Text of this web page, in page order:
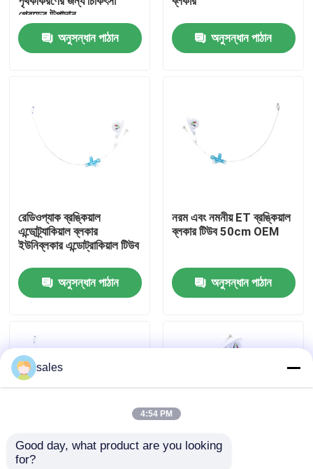
পণ্য
VR প্রদর্শন
কারখানা ভ্রমণ
মান নিয়ন্ত্রণ
উদ্ধৃতির জন্য আবেদন
ল্যারিঞ্জিয়াল মাস্ক এয়ারওয়ে
গ্রেডের উপাদান
অনুসন্ধান পাঠান
অনুসন্ধান পাঠান
রেডিওপ্যাক ব্রঙ্কিয়াল
এন্ডোট্র্যাকিয়াল ব্লকার
ইউনিব্লকার এন্ডোট্রাকিয়াল টিউব
অনুসন্ধান পাঠান
নরম এবং নমনীয় ET ব্রঙ্কিয়াল
ব্লকার টিউব 50cm OEM
অনুসন্ধান পাঠান
মেডিকেল এনেস্থেশিয়ার জন্য
sales
4:54 PM
Good day, what product are you looking
for?